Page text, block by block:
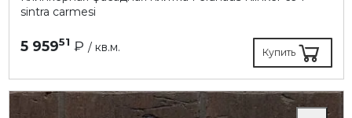
sintra carmesi
5 95951 ₽ / кв.м. Купить